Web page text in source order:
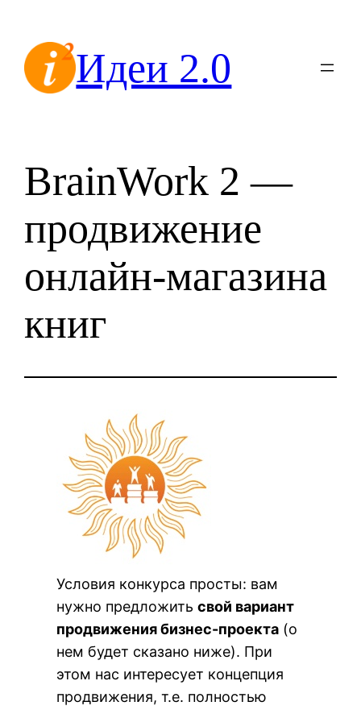
содержимомуИдеи 2.0
BrainWork 2 —
продвижение
онлайн-магазина
книг
Условия конкурса просты: вам
нужно предложитьсвой вариант
продвижения бизнес-проекта (о
нем будет сказано ниже). При
этом нас интересует концепция
продвижения, т.е. полностью